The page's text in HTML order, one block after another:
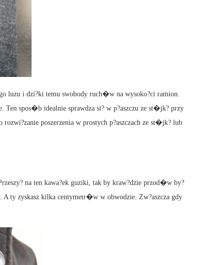
luzu i dzi?ki temu swobody ruch�w na wysoko?ci ramion.
Ten spos�b idealnie sprawdza si? w p?aszczu ze st�jk? przy
rozwi?zanie poszerzenia w prostych p?aszczach ze st�jk? lub
na ten kawa?ek guziki, tak by kraw?dzie przod�w by?
A ty zyskasz kilka centymetr�w w obwodzie. Zw?aszcza gdy